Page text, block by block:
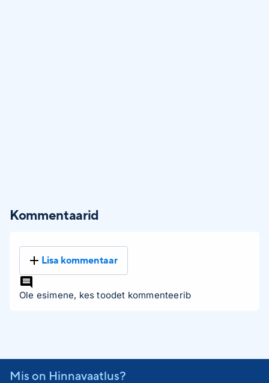
Kommentaarid
Lisa kommentaar
Ole esimene, kes toodet kommenteerib
Mis on Hinnavaatlus?